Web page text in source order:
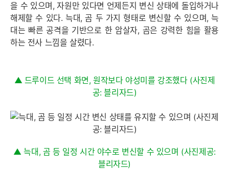
을 수 있으며, 자원만 있다면 언제든지 변신 상태에 돌입하거나
해제할 수 있다. 늑대, 곰 두 가지 형태로 변신할 수 있으며, 늑
대는 빠른 공격을 기반으로 한 암살자, 곰은 강력한 힘을 활용
하는 전사 느낌을 살렸다.
▲ 드루이드 선택 화면, 원작보다 야성미를 강조했다 (사진제
공: 블리자드)
▲ 늑대, 곰 등 일정 시간 야수로 변신할 수 있으며 (사진제공:
블리자드)